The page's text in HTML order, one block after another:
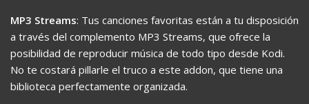
MP3 Streams: Tus canciones favoritas están a tu disposición
a través del complemento MP3 Streams, que ofrece la
posibilidad de reproducir música de todo tipo desde Kodi.
No te costará pillarle el truco a este addon, que tiene una
biblioteca perfectamente organizada.